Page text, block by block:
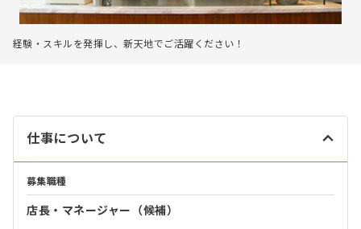
経験・スキルを発揮し、新天地でご活躍ください！
仕事について
募集職種
店長・マネージャー（候補）